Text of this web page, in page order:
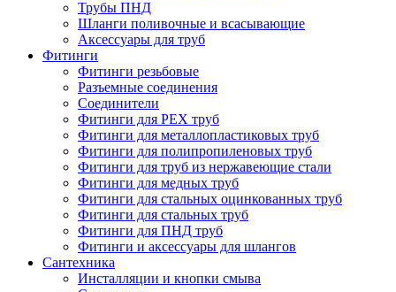
Трубы ПНД
Шланги поливочные и всасывающие
Аксессуары для труб
Фитинги
Фитинги резьбовые
Разъемные соединения
Соединители
Фитинги для PEX труб
Фитинги для металлопластиковых труб
Фитинги для полипропиленовых труб
Фитинги для труб из нержавеющие стали
Фитинги для медных труб
Фитинги для стальных оцинкованных труб
Фитинги для стальных труб
Фитинги для ПНД труб
Фитинги и аксессуары для шлангов
Сантехника
Инсталляции и кнопки смыва